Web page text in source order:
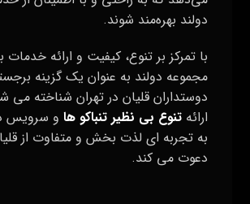
دولند بهره‌مند شوند.
با تمرکز بر تنوع، کیفیت و ارائه خدمات
مجموعه دولند به عنوان یک گزینه
دوستداران قلیان در تهران شناخته می‌
ارائهتنوع بی‌ نظیر تنباکو ها و سرویس
به تجربه‌ ای لذت‌ بخش و متفاوت از
دعوت می‌ کند.